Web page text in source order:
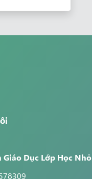
Giáo Dục Lớp Học Nhỏ